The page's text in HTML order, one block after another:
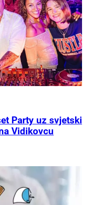
Party uz svjetski
Vidikovcu